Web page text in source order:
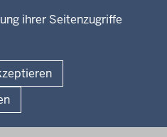
ihrer Seitenzugriffe